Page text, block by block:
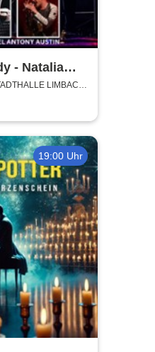
- Natalia
Antony
Symphony
LIMBACH-
19:00 Uhr